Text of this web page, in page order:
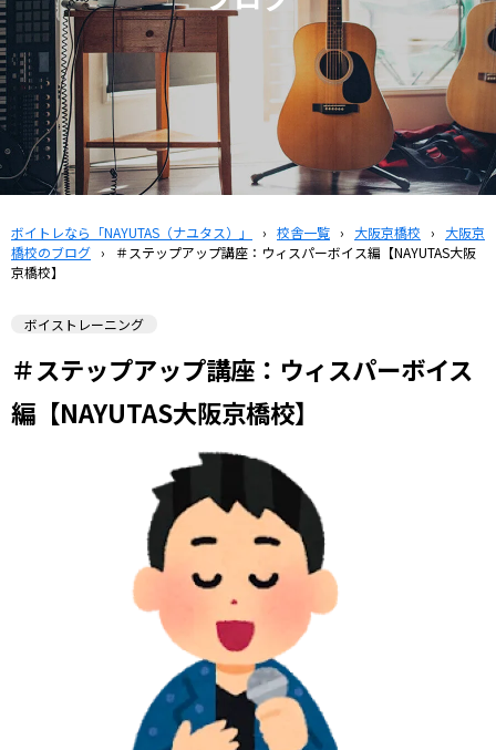
ボイトレなら「NAYUTAS（ナユタス）」 › 校舎一覧 › 大阪京橋校 ›
大阪京
橋校のブログ ›
＃ステップアップ講座：ウィスパーボイス編【NAYUTAS大阪
京橋校】
ボイストレーニング
＃ステップアップ講座：ウィスパーボイス
編【NAYUTAS大阪京橋校】